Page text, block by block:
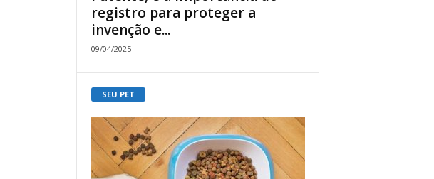
registro para proteger a
invenção e...
09/04/2025
SEU PET